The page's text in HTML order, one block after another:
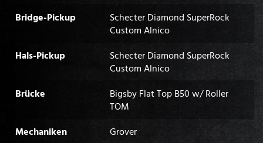
Bridge-Pickup
Schecter Diamond SuperRock
Custom Alnico
Hals-Pickup
Schecter Diamond SuperRock
Custom Alnico
Brücke
Bigsby Flat Top B50 w/ Roller
TOM
Mechaniken
Grover